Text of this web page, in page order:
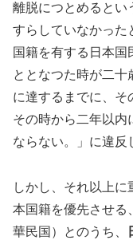
離脱につとめるとい
すらしていなかった
国籍を有する日本国
ととなつた時が二
に達するまでに、そ
その時から二年以内
ならない。」に違反
しかし、それ以上に
本国籍を優先させる
華民国）とのうち、